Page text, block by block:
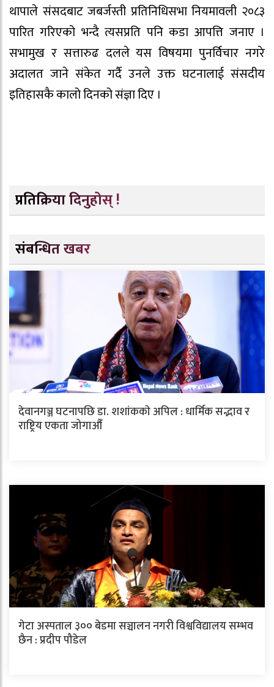
थापाले संसदबाट जबर्जस्ती प्रतिनिधिसभा नियमावली २०८३
पारित गरिएको भन्दै त्यसप्रति पनि कडा आपत्ति जनाए ।
सभामुख र सत्तारुढ दलले यस विषयमा पुनर्विचार नगरे
अदालत जाने संकेत गर्दै उनले उक्त घटनालाई संसदीय
इतिहासकै कालो दिनको संज्ञा दिए ।
प्रतिक्रिया दिनुहोस् !
संबन्धित खबर
देवानगञ्ज घटनापछि डा. शशांककाे अपिल : धार्मिक सद्भाव र
राष्ट्रिय एकता जोगाऔँ
गेटा अस्पताल ३०० बेडमा सञ्चालन नगरी विश्वविद्यालय सम्भव
छैन : प्रदीप पौडेल